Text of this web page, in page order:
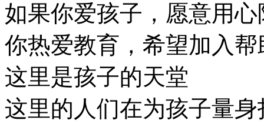
如果你爱孩子，愿意用
你热爱教育，希望加入
这里是孩子的天堂
这里的人们在为孩子量